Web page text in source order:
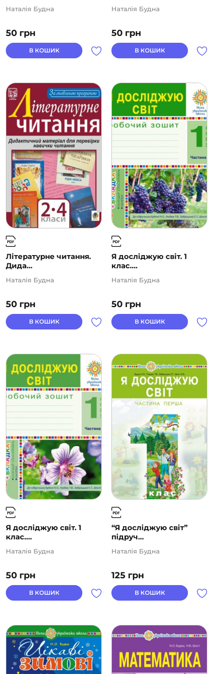
50 грн
Наталія Будна
В КОШИК
50 грн
Наталія Будна
В КОШИК
Літературне читання.
Дида...
50 грн
Наталія Будна
В КОШИК
Я досліджую світ. 1
клас....
50 грн
Наталія Будна
В КОШИК
Я досліджую світ. 1
клас....
50 грн
Наталія Будна
В КОШИК
“Я досліджую світ”
підруч...
125 грн
Наталія Будна
В КОШИК